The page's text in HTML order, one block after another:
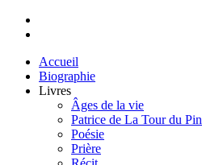
Accueil
Biographie
Livres
Âges de la vie
Patrice de La Tour du Pin
Poésie
Prière